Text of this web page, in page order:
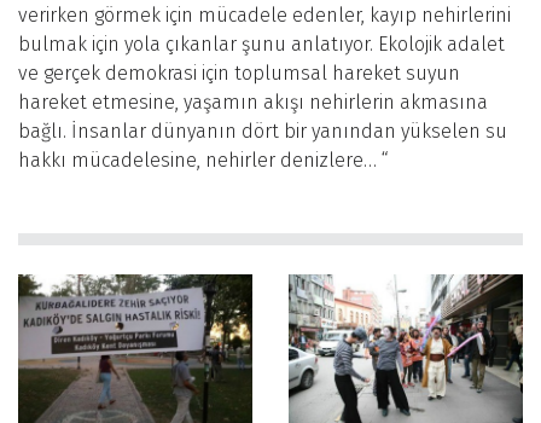
verirken görmek için mücadele edenler, kayıp nehirlerini
bulmak için yola çıkanlar şunu anlatıyor. Ekolojik adalet
ve gerçek demokrasi için toplumsal hareket suyun
hareket etmesine, yaşamın akışı nehirlerin akmasına
bağlı. İnsanlar dünyanın dört bir yanından yükselen su
hakkı mücadelesine, nehirler denizlere… “